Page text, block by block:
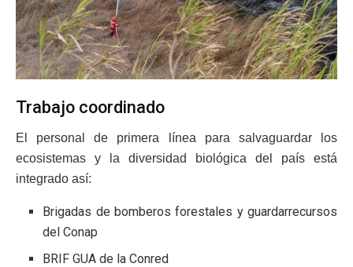
Trabajo coordinado
El personal de primera línea para salvaguardar los
ecosistemas y la diversidad biológica del país está
integrado así:
Brigadas de bomberos forestales y guardarrecursos
del Conap
BRIF GUA de la Conred